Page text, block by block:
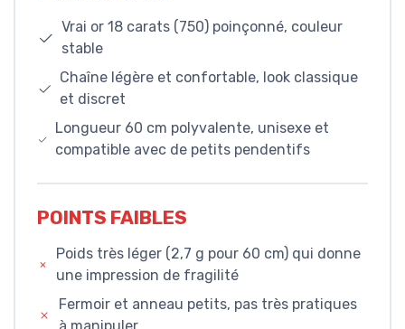
Vrai or 18 carats (750) poinçonné, couleur
stable
Chaîne légère et confortable, look classique
et discret
Longueur 60 cm polyvalente, unisexe et
compatible avec de petits pendentifs
POINTS FAIBLES
Poids très léger (2,7 g pour 60 cm) qui donne
une impression de fragilité
Fermoir et anneau petits, pas très pratiques
à manipuler